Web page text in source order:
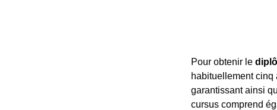
Pour obtenir le
habituellement cinq
garantissant ainsi
cursus comprend